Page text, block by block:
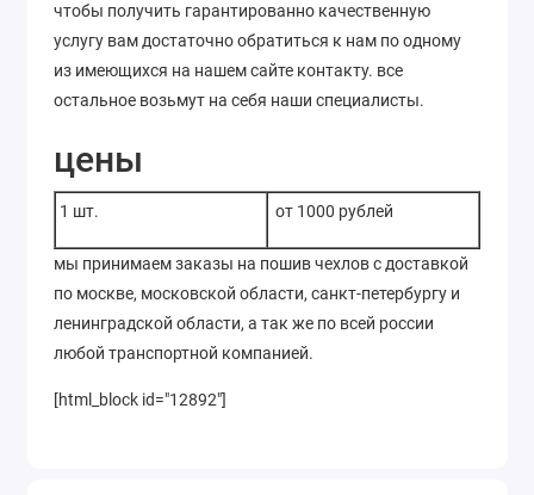
чтобы получить гарантированно качественную
услугу вам достаточно обратиться к нам по одному
из имеющихся на нашем сайте контакту. все
остальное возьмут на себя наши специалисты.
цены
1 шт. от 1000 рублей
мы принимаем заказы на пошив чехлов с доставкой
по москве, московской области, санкт-петербургу и
ленинградской области, а так же по всей россии
любой транспортной компанией.
[html_block id="12892"]